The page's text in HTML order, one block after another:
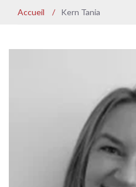
Accueil / Kern Tania